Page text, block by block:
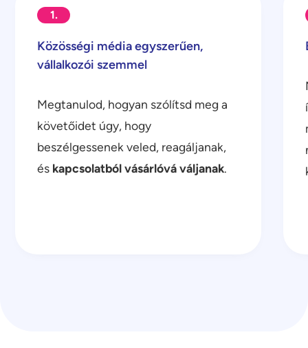
1.
Közösségi média egyszerűen,
vállalkozói szemmel
Megtanulod, hogyan szólítsd meg a
követőidet úgy, hogy
beszélgessenek veled, reagáljanak,
és kapcsolatból vásárlóvá váljanak.